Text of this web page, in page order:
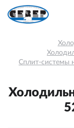
Сплит-системы